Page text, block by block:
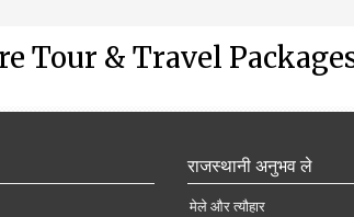
Tour & Travel
राजस्थानी अनुभव ले
मेले और त्यौहार